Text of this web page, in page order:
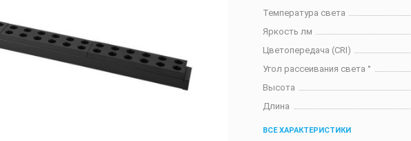
Температура света
Яркость лм
Цветопередача (CRI)
Угол рассеивания света °
Высота
Длина
ВСЕ ХАРАКТЕРИСТИКИ